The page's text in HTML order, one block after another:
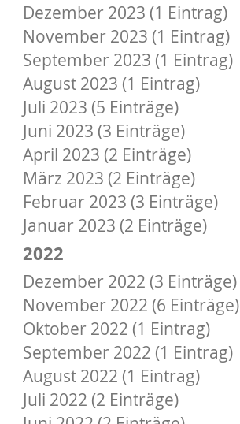
Dezember 2023 (1 Eintrag)
November 2023 (1 Eintrag)
September 2023 (1 Eintrag)
August 2023 (1 Eintrag)
Juli 2023 (5 Einträge)
Juni 2023 (3 Einträge)
April 2023 (2 Einträge)
März 2023 (2 Einträge)
Februar 2023 (3 Einträge)
Januar 2023 (2 Einträge)
2022
Dezember 2022 (3 Einträge)
November 2022 (6 Einträge)
Oktober 2022 (1 Eintrag)
September 2022 (1 Eintrag)
August 2022 (1 Eintrag)
Juli 2022 (2 Einträge)